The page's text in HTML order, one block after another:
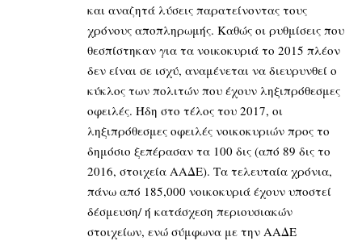
και αναζητά λύσεις παρατείνοντας τους
χρόνους αποπληρωμής. Καθώς οι ρυθμίσεις που
θεσπίστηκαν για τα νοικοκυριά το 2015 πλέον
δεν είναι σε ισχύ, αναμένεται να διευρυνθεί ο
κύκλος των πολιτών που έχουν ληξιπρόθεσμες
οφειλές. Ήδη στο τέλος του 2017, οι
ληξιπρόθεσμες οφειλές νοικοκυριών προς το
δημόσιο ξεπέρασαν τα 100 δις (από 89 δις το
2016, στοιχεία ΑΑΔΕ). Τα τελευταία χρόνια,
πάνω από 185,000 νοικοκυριά έχουν υποστεί
δέσμευση/ ή κατάσχεση περιουσιακών
στοιχείων, ενώ σύμφωνα με την ΑΑΔΕ